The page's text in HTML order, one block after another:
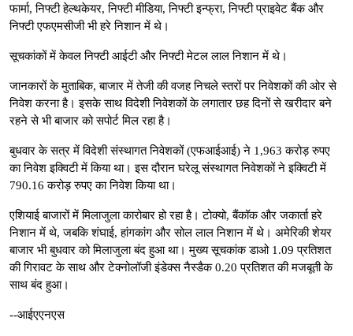
फार्मा, निफ्टी हेल्थकेयर, निफ्टी मीडिया, निफ्टी इन्फ्रा, निफ्टी प्राइवेट बैंक और
निफ्टी एफएमसीजी भी हरे निशान में थे।
सूचकांकों में केवल निफ्टी आईटी और निफ्टी मेटल लाल निशान में थे।
जानकारों के मुताबिक, बाजार में तेजी की वजह निचले स्तरों पर निवेशकों की ओर से
निवेश करना है। इसके साथ विदेशी निवेशकों के लगातार छह दिनों से खरीदार बने
रहने से भी बाजार को सपोर्ट मिल रहा है।
बुधवार के सत्र में विदेशी संस्थागत निवेशकों (एफआईआई) ने 1,963 करोड़ रुपए
का निवेश इक्विटी में किया था। इस दौरान घरेलू संस्थागत निवेशकों ने इक्विटी में
790.16 करोड़ रुपए का निवेश किया था।
एशियाई बाजारों में मिलाजुला कारोबार हो रहा है। टोक्यो, बैंकॉक और जकार्ता हरे
निशान में थे, जबकि शंघाई, हांगकांग और सोल लाल निशान में थे। अमेरिकी शेयर
बाजार भी बुधवार को मिलाजुला बंद हुआ था। मुख्य सूचकांक डाओ 1.09 प्रतिशत
की गिरावट के साथ और टेक्नोलॉजी इंडेक्स नैस्डैक 0.20 प्रतिशत की मजबूती के
साथ बंद हुआ।
--आईएएनएस